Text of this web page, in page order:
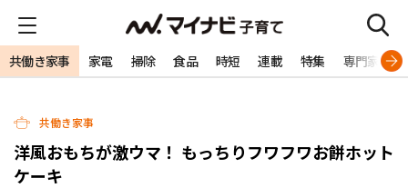
共働き家事 家電 掃除 食品 時短 連載 特集 専門家
共働き家事
洋風おもちが激ウマ！ もっちりフワフワお餅ホット
ケーキ